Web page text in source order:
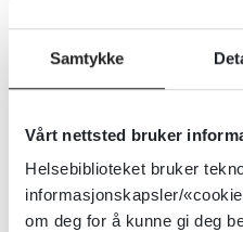
Samtykke
Vårt nettsted bruker
Helsebiblioteket bruker
informasjonskapsler/
om deg for å kunne gi deg
Gradert
arbeid viser
inkludering av
i arbeidslivet